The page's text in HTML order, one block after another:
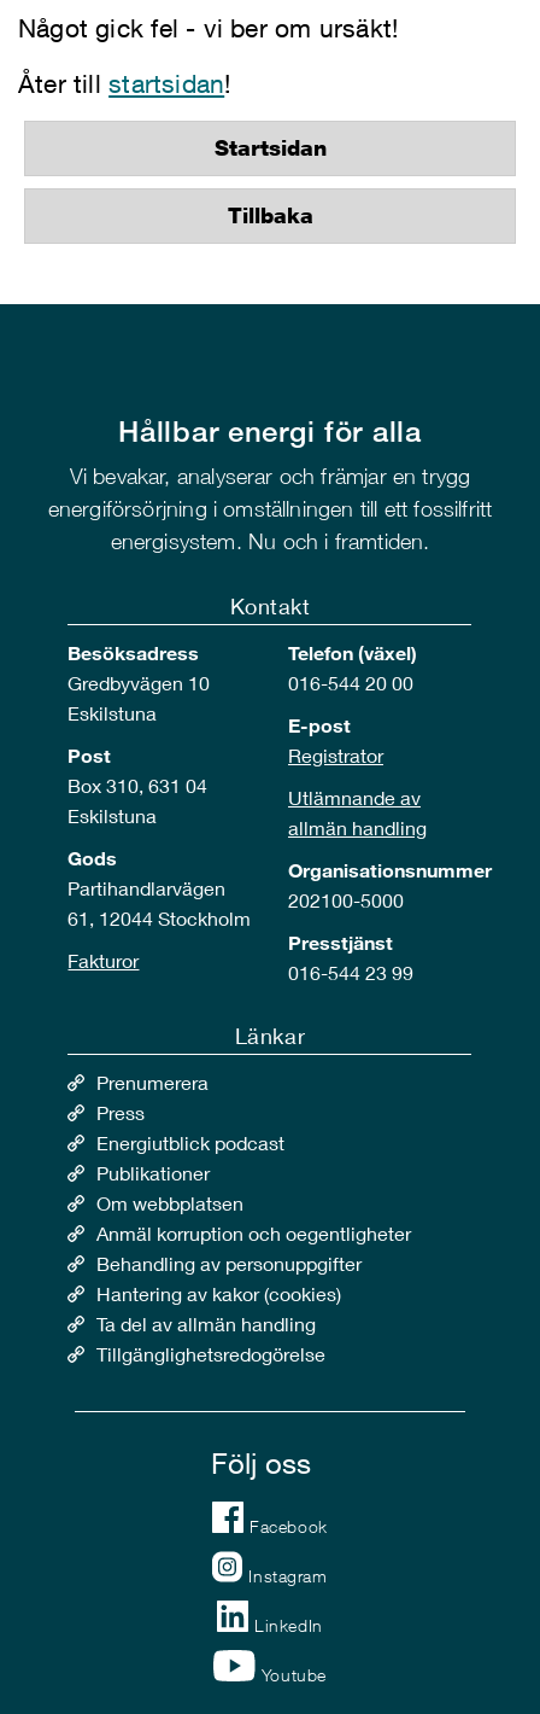
Något gick fel - vi ber om ursäkt!
Åter tillstartsidan!
Startsidan
Tillbaka
Hållbar energi för alla
Vi bevakar, analyserar och främjar en trygg
energiförsörjning i omställningen till ett fossilfritt
energisystem. Nu och i framtiden.
Kontakt
Besöksadress
Gredbyvägen 10
Eskilstuna
Post
Box 310, 631 04
Eskilstuna
Gods
Partihandlarvägen
61, 12044 Stockholm
Fakturor
Telefon (växel)
016-544 20 00
E-post
Registrator
Utlämnande av
allmän handling
Organisationsnummer
202100-5000
Presstjänst
016-544 23 99
Länkar
Prenumerera
Press
Energiutblick podcast
Publikationer
Om webbplatsen
Anmäl korruption och oegentligheter
Behandling av personuppgifter
Hantering av kakor (cookies)
Ta del av allmän handling
Tillgänglighetsredogörelse
Följ oss
Facebook
Instagram
LinkedIn
Youtube